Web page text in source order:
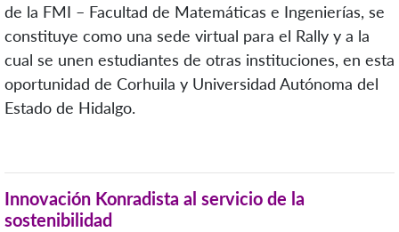
de la FMI – Facultad de Matemáticas e Ingenierías, se
constituye como una sede virtual para el Rally y a la
cual se unen estudiantes de otras instituciones, en esta
oportunidad de Corhuila y Universidad Autónoma del
Estado de Hidalgo.
Innovación Konradista al servicio de la
sostenibilidad